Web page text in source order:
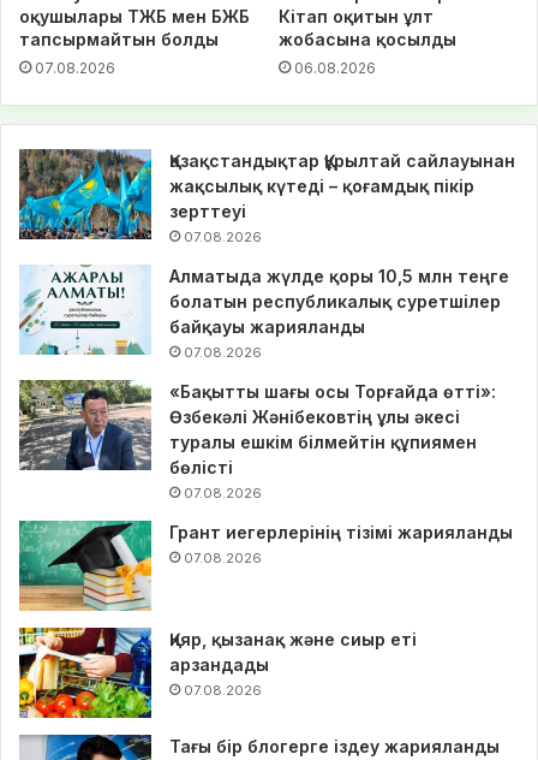
оқушылары ТЖБ мен БЖБ
тапсырмайтын болды
07.08.2026
Кітап оқитын ұлт
жобасына қосылды
06.08.2026
Қазақстандықтар Құрылтай сайлауынан
жақсылық күтеді – қоғамдық пікір
зерттеуі
07.08.2026
Алматыда жүлде қоры 10,5 млн теңге
болатын республикалық суретшілер
байқауы жарияланды
07.08.2026
«Бақытты шағы осы Торғайда өтті»:
Өзбекәлі Жәнібековтің ұлы әкесі
туралы ешкім білмейтін құпиямен
бөлісті
07.08.2026
Грант иегерлерінің тізімі жарияланды
07.08.2026
Қияр, қызанақ және сиыр еті
арзандады
07.08.2026
Тағы бір блогерге іздеу жарияланды